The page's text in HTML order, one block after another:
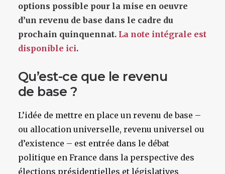
options possible pour la mise en oeuvre
d’un revenu de base dans le cadre du
prochain quinquennat. La note intégrale est
disponible ici.
Qu’est-ce que le revenu
de base ?
L’idée de mettre en place un revenu de base –
ou allocation universelle, revenu universel ou
d’existence – est entrée dans le débat
politique en France dans la perspective des
élections présidentielles et législatives